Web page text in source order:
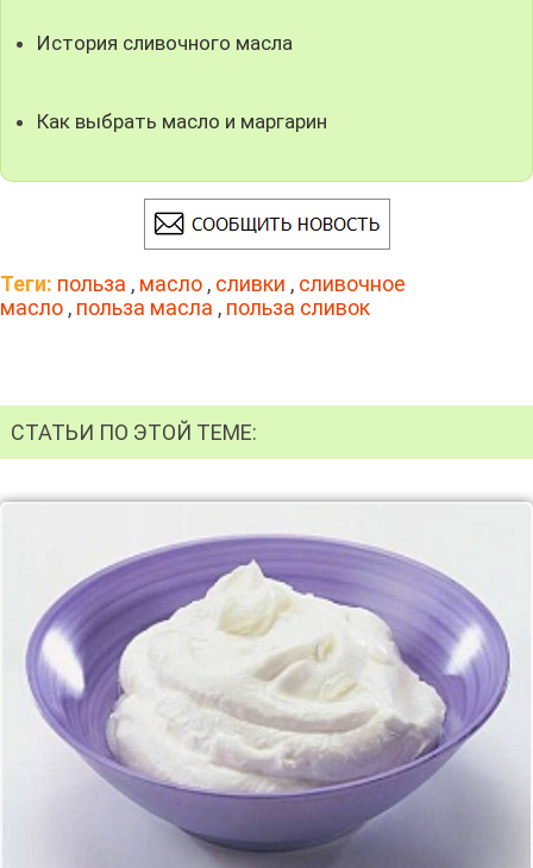
История сливочного масла
Как выбрать масло и маргарин
Теги: польза , масло , сливки , сливочное
масло , польза масла , польза сливок
СТАТЬИ ПО ЭТОЙ ТЕМЕ: